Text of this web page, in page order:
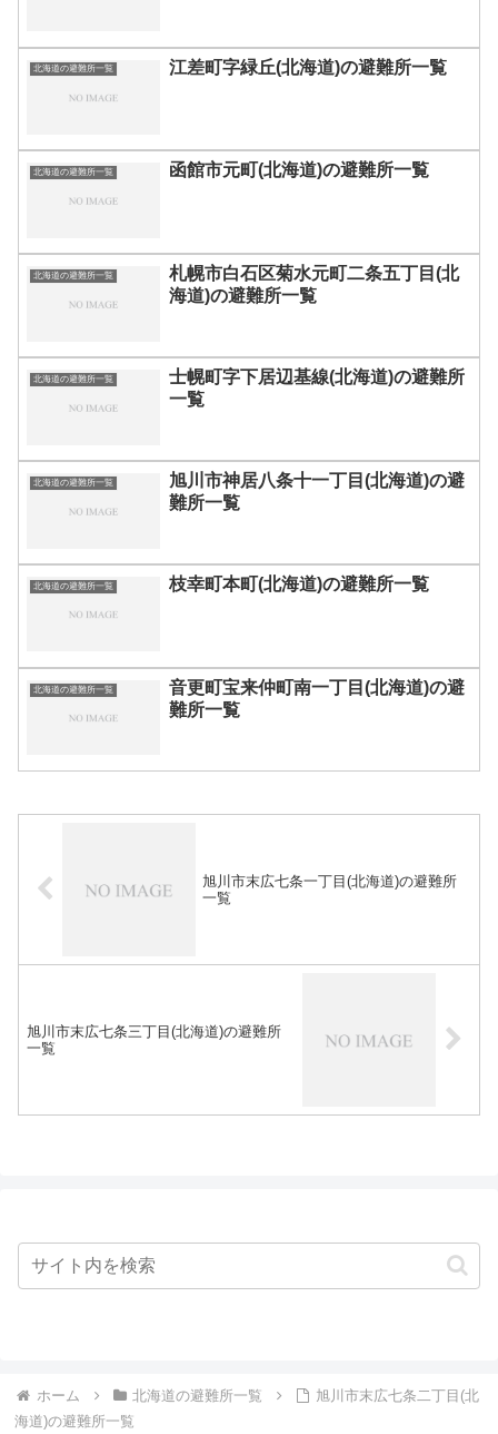
北海道の避難所一覧 江差町字緑丘(北海道)の避難所一覧
北海道の避難所一覧 函館市元町(北海道)の避難所一覧
北海道の避難所一覧
札幌市白石区菊水元町二条五丁目(北
海道)の避難所一覧
北海道の避難所一覧
士幌町字下居辺基線(北海道)の避難所
一覧
北海道の避難所一覧
旭川市神居八条十一丁目(北海道)の避
難所一覧
北海道の避難所一覧 枝幸町本町(北海道)の避難所一覧
北海道の避難所一覧
音更町宝来仲町南一丁目(北海道)の避
難所一覧
旭川市末広七条一丁目(北海道)の避難所
一覧
旭川市末広七条三丁目(北海道)の避難所
一覧
ホーム 北海道の避難所一覧
旭川市末広七条二丁目(北
海道)の避難所一覧